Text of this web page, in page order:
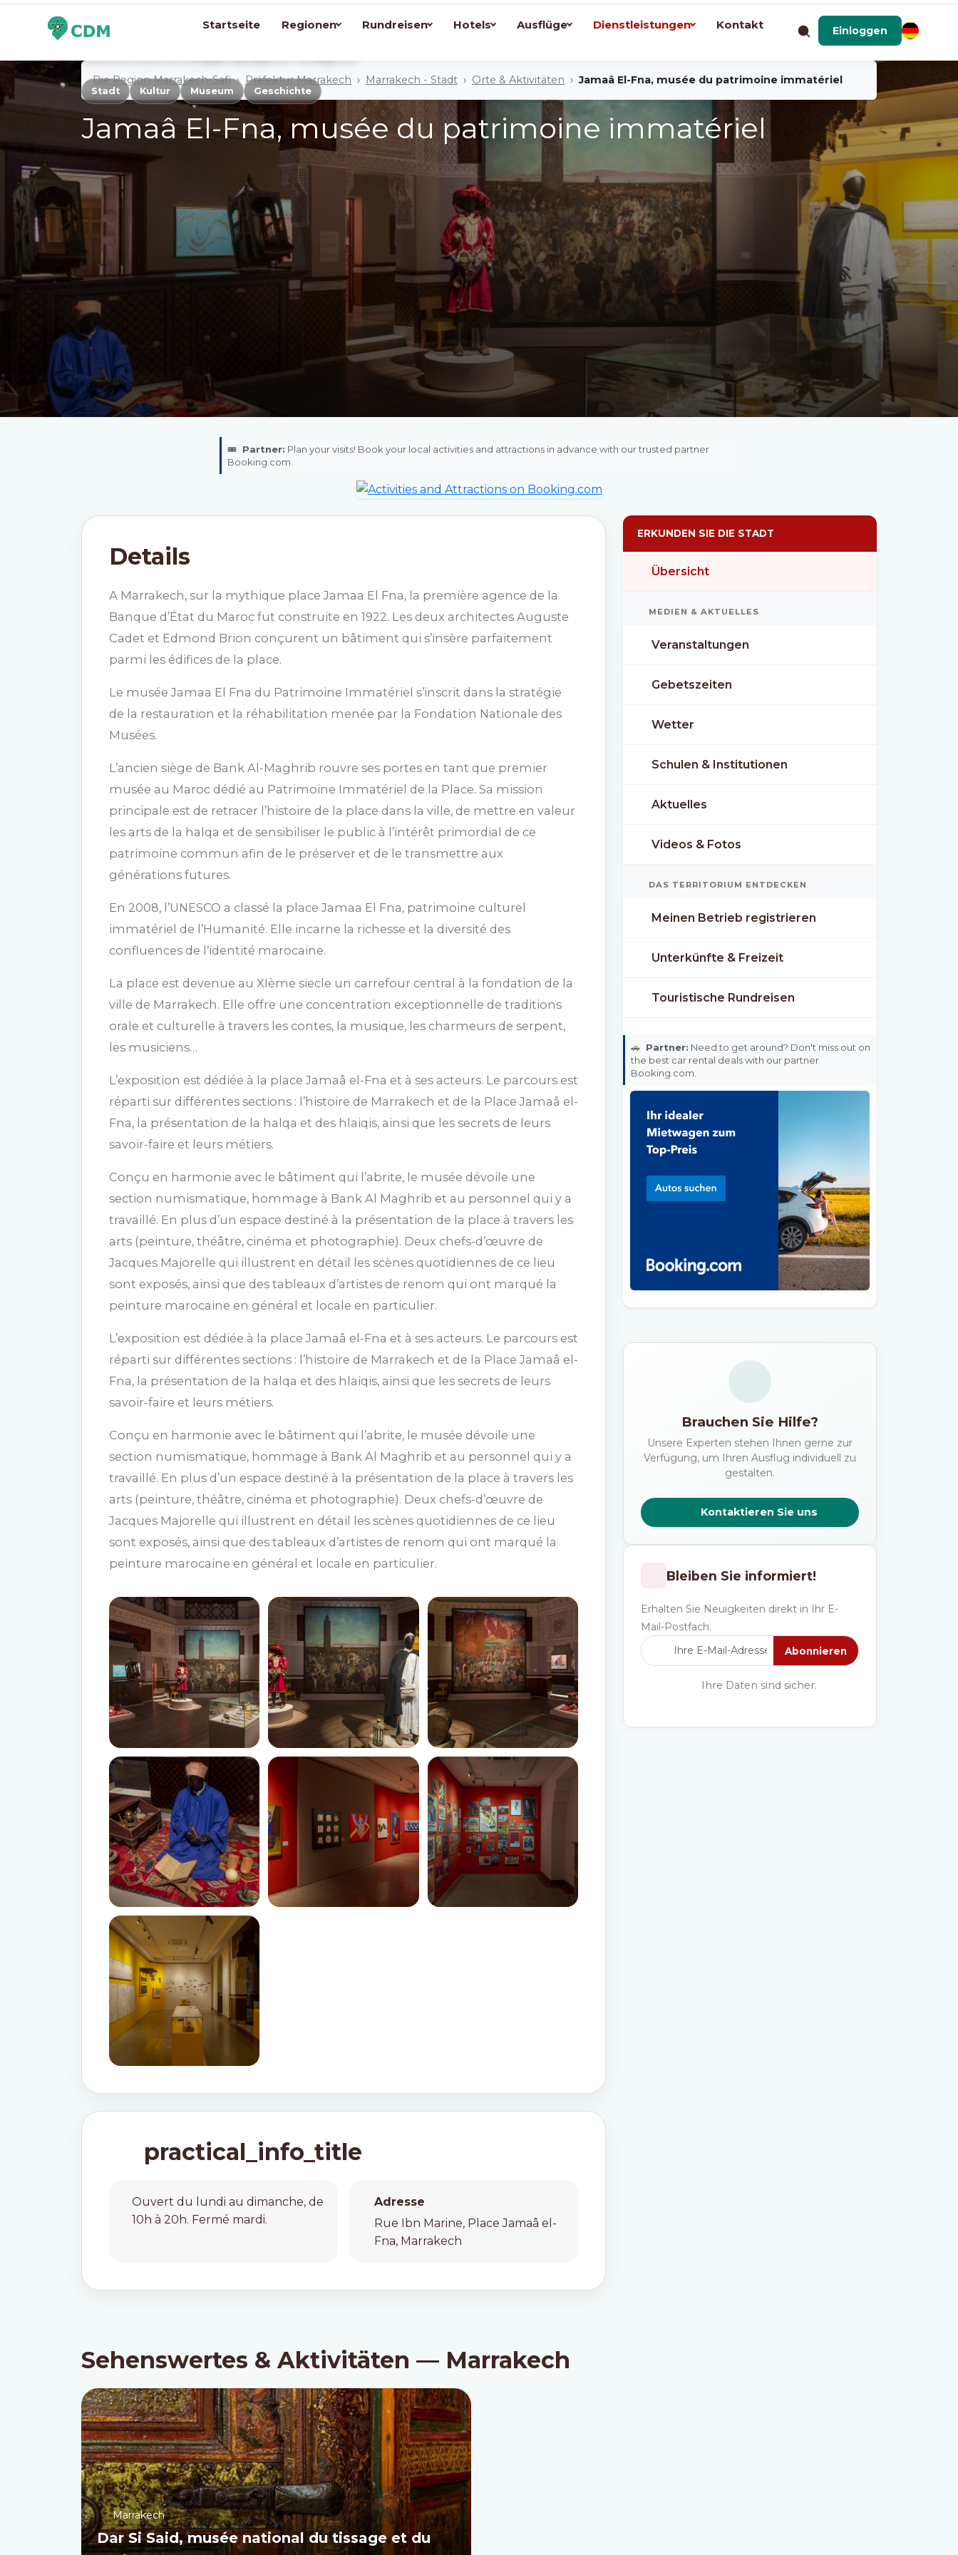
Startseite Regionen Rundreisen Hotels Ausflüge Dienstleistungen Kontakt Einloggen
Die Region Marrakech-Safi Präfektur Marrakech Marrakech - Stadt Orte & Aktivitäten Jamaâ El-Fna, musée du patrimoine immatériel
Jamaâ El-Fna, musée du patrimoine immatériel
immatériel
Stadt Kultur Museum Geschichte
🎟️ Partner: Plan your visits! Book your local activities and attractions in advance with our trusted partner
Booking.com.
Details
A Marrakech, sur la mythique place Jamaa El Fna, la première agence de la
Banque d’État du Maroc fut construite en 1922. Les deux architectes Auguste
Cadet et Edmond Brion conçurent un bâtiment qui s’insère parfaitement
parmi les édifices de la place.
Le musée Jamaa El Fna du Patrimoine Immatériel s’inscrit dans la stratégie
de la restauration et la réhabilitation menée par la Fondation Nationale des
Musées.
L’ancien siège de Bank Al-Maghrib rouvre ses portes en tant que premier
musée au Maroc dédié au Patrimoine Immatériel de la Place. Sa mission
principale est de retracer l’histoire de la place dans la ville, de mettre en valeur
les arts de la halqa et de sensibiliser le public à l’intérêt primordial de ce
patrimoine commun afin de le préserver et de le transmettre aux
générations futures.
En 2008, l’UNESCO a classé la place Jamaa El Fna, patrimoine culturel
immatériel de l’Humanité. Elle incarne la richesse et la diversité des
confluences de l’identité marocaine.
La place est devenue au XIème siecle un carrefour central à la fondation de la
ville de Marrakech. Elle offre une concentration exceptionnelle de traditions
orale et culturelle à travers les contes, la musique, les charmeurs de serpent,
les musiciens…
L’exposition est dédiée à la place Jamaâ el-Fna et à ses acteurs. Le parcours est
réparti sur différentes sections : l’histoire de Marrakech et de la Place Jamaâ el-
Fna, la présentation de la halqa et des hlaiqis, ainsi que les secrets de leurs
savoir-faire et leurs métiers.
Conçu en harmonie avec le bâtiment qui l’abrite, le musée dévoile une
section numismatique, hommage à Bank Al Maghrib et au personnel qui y a
travaillé. En plus d’un espace destiné à la présentation de la place à travers les
arts (peinture, théâtre, cinéma et photographie). Deux chefs-d’œuvre de
Jacques Majorelle qui illustrent en détail les scènes quotidiennes de ce lieu
sont exposés, ainsi que des tableaux d’artistes de renom qui ont marqué la
peinture marocaine en général et locale en particulier.
L’exposition est dédiée à la place Jamaâ el-Fna et à ses acteurs. Le parcours est
réparti sur différentes sections : l’histoire de Marrakech et de la Place Jamaâ el-
Fna, la présentation de la halqa et des hlaiqis, ainsi que les secrets de leurs
savoir-faire et leurs métiers.
Conçu en harmonie avec le bâtiment qui l’abrite, le musée dévoile une
section numismatique, hommage à Bank Al Maghrib et au personnel qui y a
travaillé. En plus d’un espace destiné à la présentation de la place à travers les
arts (peinture, théâtre, cinéma et photographie). Deux chefs-d’œuvre de
Jacques Majorelle qui illustrent en détail les scènes quotidiennes de ce lieu
sont exposés, ainsi que des tableaux d’artistes de renom qui ont marqué la
peinture marocaine en général et locale en particulier.
practical_info_title
Ouvert du lundi au dimanche, de
10h à 20h. Fermé mardi.
Adresse
Rue Ibn Marine, Place Jamaâ el-
Fna, Marrakech
ERKUNDEN SIE DIE STADT
Übersicht
MEDIEN & AKTUELLES
Veranstaltungen
Gebetszeiten
Wetter
Schulen & Institutionen
Aktuelles
Videos & Fotos
DAS TERRITORIUM ENTDECKEN
Meinen Betrieb registrieren
Unterkünfte & Freizeit
Touristische Rundreisen
🚗 Partner: Need to get around? Don't miss out on
the best car rental deals with our partner
Booking.com.
Brauchen Sie Hilfe?
Unsere Experten stehen Ihnen gerne zur
Verfügung, um Ihren Ausflug individuell zu
gestalten.
Kontaktieren Sie uns
Bleiben Sie informiert!
Erhalten Sie Neuigkeiten direkt in Ihr E-
Mail-Postfach.
Abonnieren
Ihre Daten sind sicher.
Sehenswertes & Aktivitäten — Marrakech
Marrakech
Dar Si Said, musée national du tissage et du